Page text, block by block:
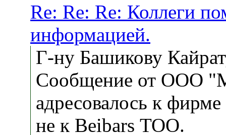
Re: Re: Re: Коллеги
информацией.
Г-ну Башикову
Сообщение от ООО
адресовалось к
не к Beibars ТОО.